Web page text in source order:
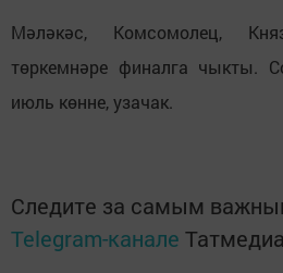
Мәләкәс, Комсомолец,
төркемнәре финалга чыкты.
июль көнне, узачак.
Следите за самым
Telegram-канале Татмедиа